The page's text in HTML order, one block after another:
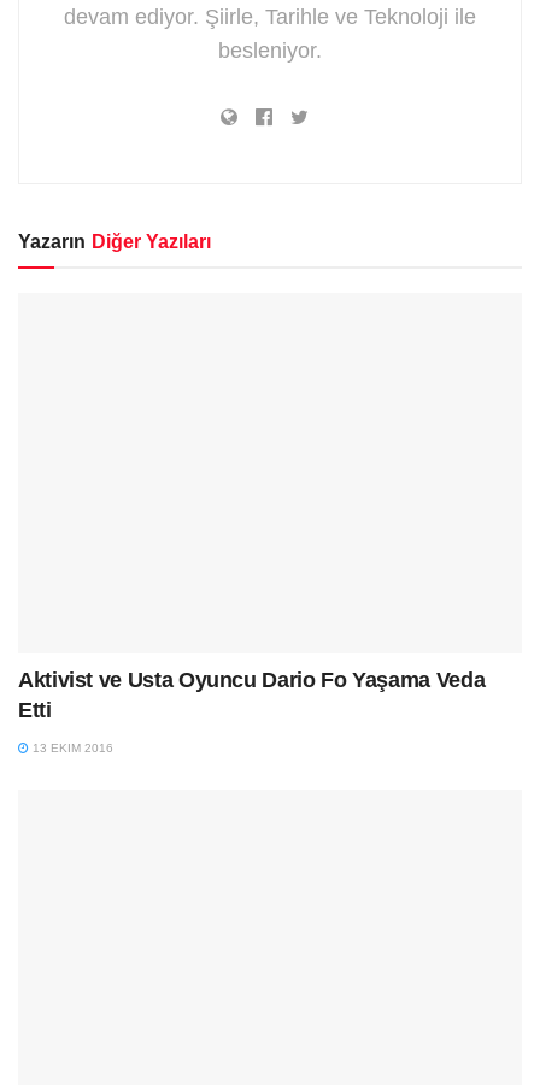
devam ediyor. Şiirle, Tarihle ve Teknoloji ile
besleniyor.
Yazarın Diğer Yazıları
Aktivist ve Usta Oyuncu Dario Fo Yaşama Veda
Etti
13 EKIM 2016